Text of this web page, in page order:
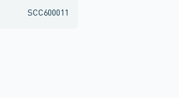
SCC600011